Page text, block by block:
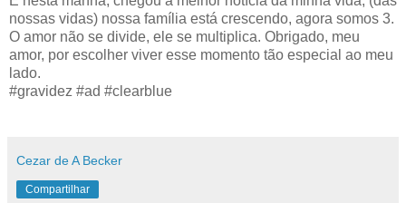
nossas vidas) nossa família está crescendo, agora somos 3.
O amor não se divide, ele se multiplica. Obrigado, meu
amor, por escolher viver esse momento tão especial ao meu
lado.
#gravidez #ad #clearblue
Cezar de A Becker
Compartilhar